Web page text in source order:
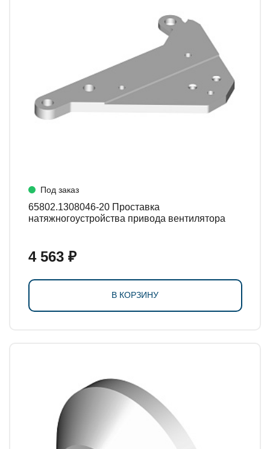
Под заказ
65802.1308046-20 Проставка
натяжногоустройства привода вентилятора
4 563 ₽
В КОРЗИНУ